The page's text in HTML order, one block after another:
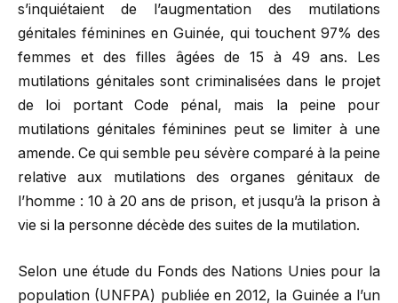
s’inquiétaient de l’augmentation des mutilations
génitales féminines en Guinée, qui touchent 97% des
femmes et des filles âgées de 15 à 49 ans. Les
mutilations génitales sont criminalisées dans le projet
de loi portant Code pénal, mais la peine pour
mutilations génitales féminines peut se limiter à une
amende. Ce qui semble peu sévère comparé à la peine
relative aux mutilations des organes génitaux de
l’homme : 10 à 20 ans de prison, et jusqu’à la prison à
vie si la personne décède des suites de la mutilation.
Selon une étude du Fonds des Nations Unies pour la
population (UNFPA) publiée en 2012, la Guinée a l’un